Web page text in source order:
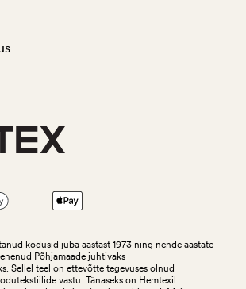
kodusid juba aastast 1973 ning nende aastate
Põhjamaade juhtivaks
Sellel teel on ettevõtte tegevuses olnud
vastu. Tänaseks on Hemtexil